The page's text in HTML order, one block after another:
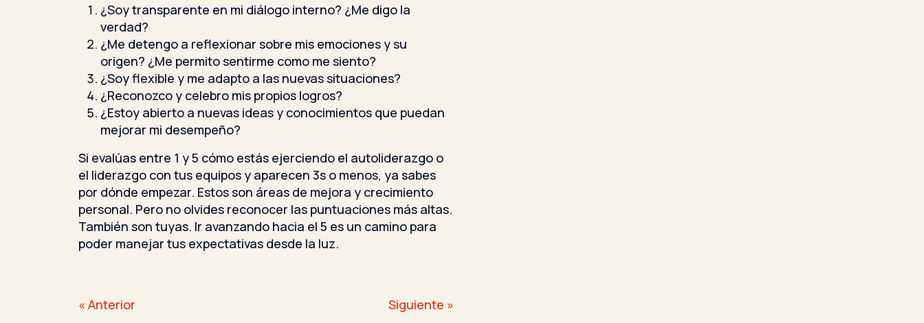
¿Soy transparente en mi diálogo interno? ¿Me digo la
verdad?
¿Me detengo a reflexionar sobre mis emociones y su
origen? ¿Me permito sentirme como me siento?
¿Soy flexible y me adapto a las nuevas situaciones?
¿Reconozco y celebro mis propios logros?
¿Estoy abierto a nuevas ideas y conocimientos que puedan
mejorar mi desempeño?
Si evalúas entre 1 y 5 cómo estás ejerciendo el autoliderazgo o
el liderazgo con tus equipos y aparecen 3s o menos, ya sabes
por dónde empezar. Estos son áreas de mejora y crecimiento
personal. Pero no olvides reconocer las puntuaciones más altas.
También son tuyas. Ir avanzando hacia el 5 es un camino para
poder manejar tus expectativas desde la luz.
Navegación
« Anterior Siguiente »